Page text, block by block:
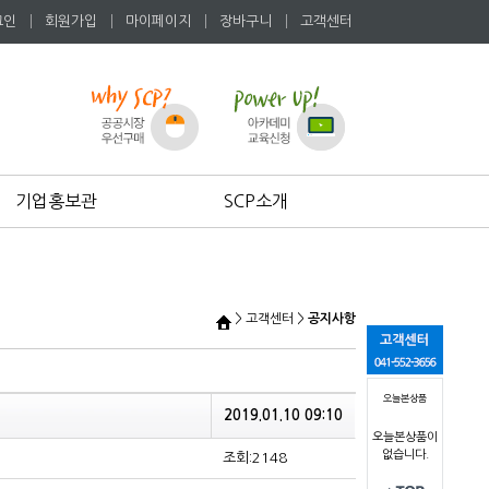
회원가입 마이페이지 장바구니 고객센터
오늘본상품
오늘본상품이
없습니다.
기업홍보관 SCP소개
> 고객센터 > 공지사항
2019.01.10 09:10
조회:2148